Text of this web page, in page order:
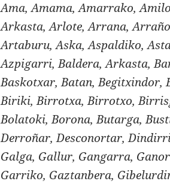
Ama, Amama, Amarrako,
Arkasta, Arlote, Arrana,
Artaburu, Aska, Aspaldiko,
Azpigarri, Baldera, Arkasta,
Baskotxar, Batan, Begitxindor,
Biriki, Birrotxa, Birrotxo,
Bolatoki, Borona, Butarga,
Derroñar, Desconortar,
Galga, Gallur, Gangarra,
Garriko, Gaztanbera,